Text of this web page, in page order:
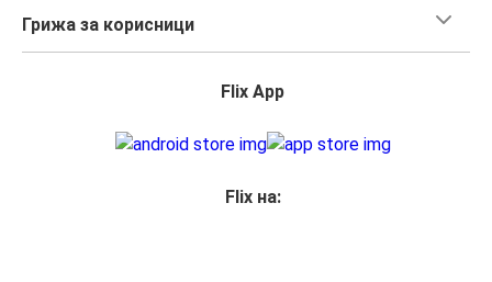
Грижа за корисници
Flix App
Flix на: